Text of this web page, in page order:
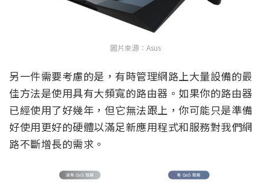
圖片來源：Asus
另一件需要考慮的是，有時管理網路上大量設備的最
佳方法是使用具有大頻寬的路由器。如果你的路由器
已經使用了好幾年，但它無法跟上，你可能只是準備
好使用更好的硬體以滿足新應用程式和服務對我們網
路不斷增長的需求。